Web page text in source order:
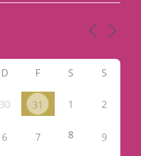
D F S S
30 31 1 2
6 7 8 9